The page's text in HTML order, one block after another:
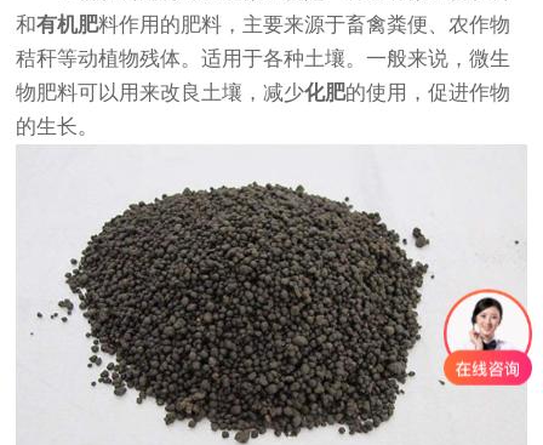
和有机肥料作用的肥料，主要来源于畜禽粪便、农作物
秸秆等动植物残体。适用于各种土壤。一般来说，微生
物肥料可以用来改良土壤，减少化肥的使用，促进作物
的生长。